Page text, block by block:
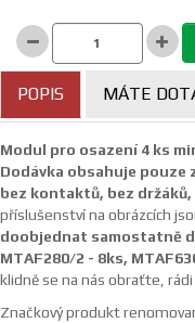
POPIS MÁTE
Modul pro osazení 4 ks
Dodávka obsahuje pouze
bez kontaktů, bez držáků,
příslušenství na obrázcích
doobjednat samostatně
MTAF280/2 - 8ks,
klidně se na nás obraťte,
Značkový produkt